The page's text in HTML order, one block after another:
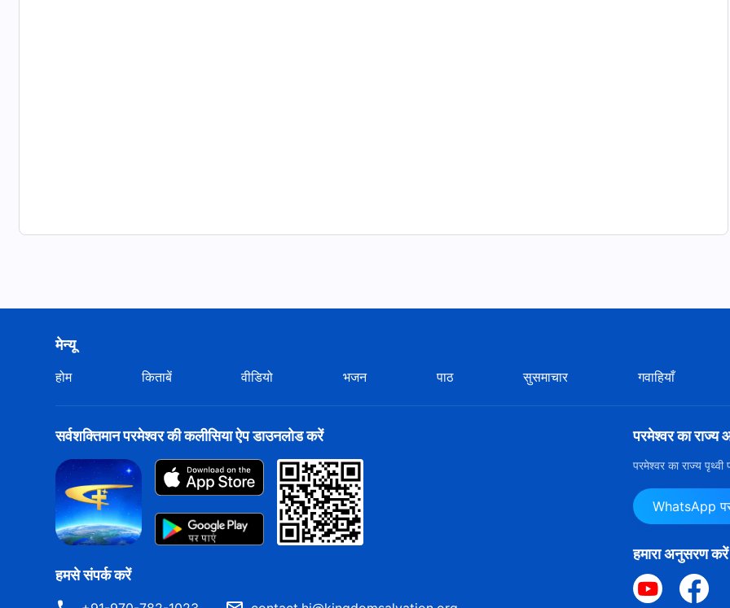
मेन्यू
होम किताबें वीडियो भजन पाठ सुसमाचार गवाहियाँ
सर्वशक्तिमान परमेश्वर की कलीसिया ऐप डाउनलोड करें
हमसे संपर्क करें
परमेश्वर का राज्य
परमेश्वर का राज्य
WhatsApp
हमारा अनुसरण करें